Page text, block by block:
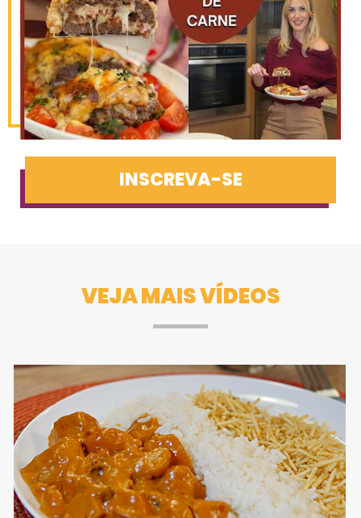
INSCREVA-SE
VEJA MAIS VÍDEOS